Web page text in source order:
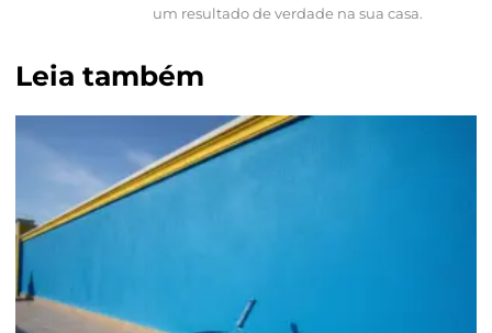
um resultado de verdade na sua casa.
Leia também